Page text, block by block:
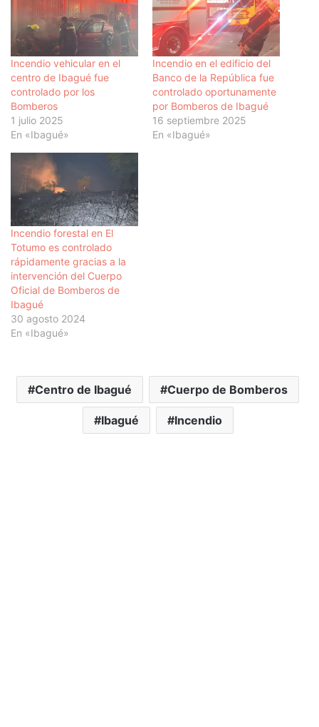
Incendio vehicular en el
centro de Ibagué fue
controlado por los
Bomberos
1 julio 2025
En «Ibagué»
Incendio en el edificio del
Banco de la República fue
controlado oportunamente
por Bomberos de Ibagué
16 septiembre 2025
En «Ibagué»
Incendio forestal en El
Totumo es controlado
rápidamente gracias a la
intervención del Cuerpo
Oficial de Bomberos de
Ibagué
30 agosto 2024
En «Ibagué»
Centro de Ibagué Cuerpo de Bomberos
Ibagué Incendio